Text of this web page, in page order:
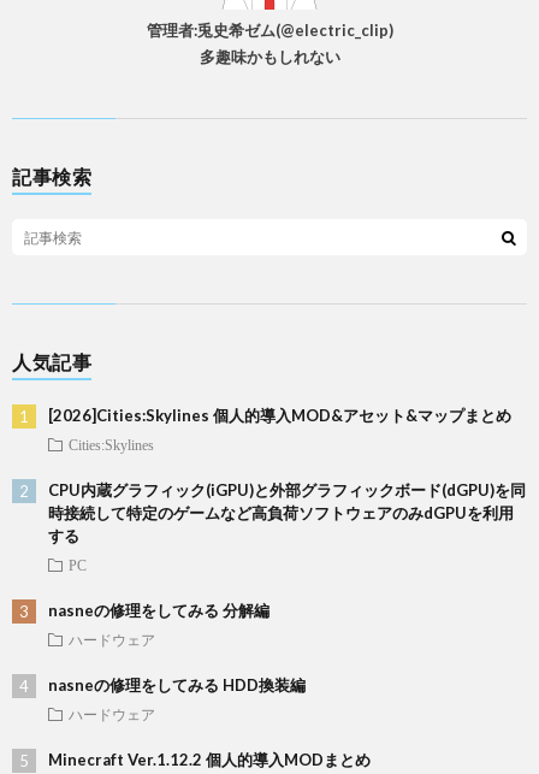
管理者:兎史希ゼム(@electric_clip)
多趣味かもしれない
記事検索
人気記事
[2026]Cities:Skylines 個人的導入MOD&アセット&マップまとめ
Cities:Skylines
CPU内蔵グラフィック(iGPU)と外部グラフィックボード(dGPU)を同
時接続して特定のゲームなど高負荷ソフトウェアのみdGPUを利用
する
PC
nasneの修理をしてみる 分解編
ハードウェア
nasneの修理をしてみる HDD換装編
ハードウェア
Minecraft Ver.1.12.2 個人的導入MODまとめ